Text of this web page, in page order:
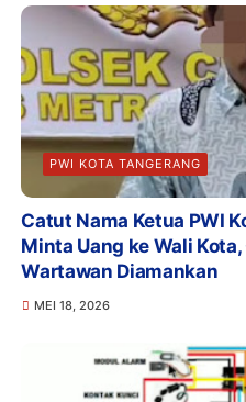
PWI KOTA TANGERANG
Catut Nama Ketua PWI
Minta Uang ke Wali
Wartawan Diamankan
MEI 18, 2026